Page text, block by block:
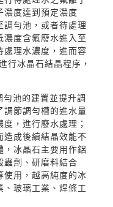
濃度達到預定濃度
勻池，或者待處理
度含氟廢水進入至
處理水濃度，進而容
行冰晶石結晶程序，
池的建置並提升調
調節調勻槽的進水量
，進行廢水處理；
造成後續結晶效能不
冰晶石主要用作鋁
蟲劑、研磨料結合
用，越高純度的冰
玻璃工業、焊條工